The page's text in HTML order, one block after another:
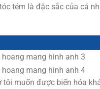
tém là đặc sắc của cá
muốn được biến hóa